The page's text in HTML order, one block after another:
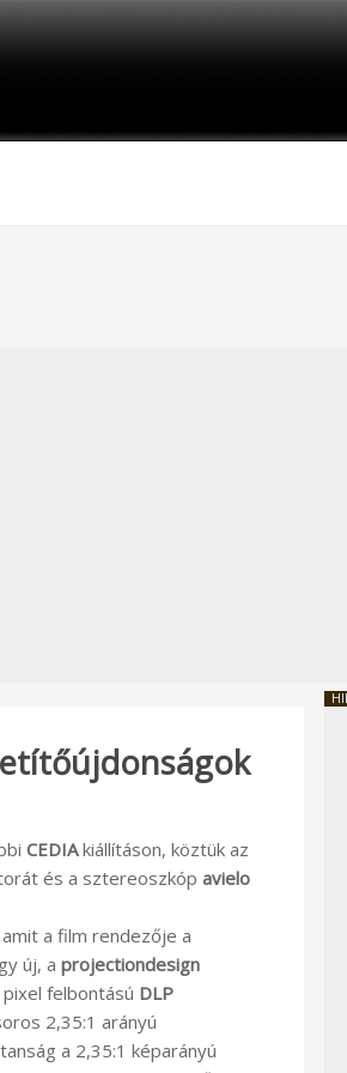
CEDIAkiállításon, köztük az
és a sztereoszkóp avielo
a film rendezője a
új, a projectiondesign
felbontású DLP
2,35:1 arányú
a 2,35:1 képarányú